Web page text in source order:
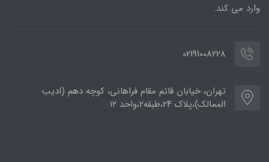
وارد می کند.
02191008228
تهران، خیابان قائم مقام فراهانی، کوچه دهم (ادیب
الممالک)،پلاک ۲۴،طبقه۲،واحد ۱۲